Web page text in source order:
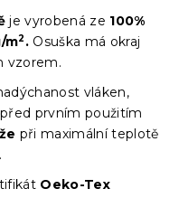
je vyrobená ze 100%
m2 . Osuška má okraj
vzorem.
vláken,
prvním použitím
při maximální teplotě
Oeko-Tex